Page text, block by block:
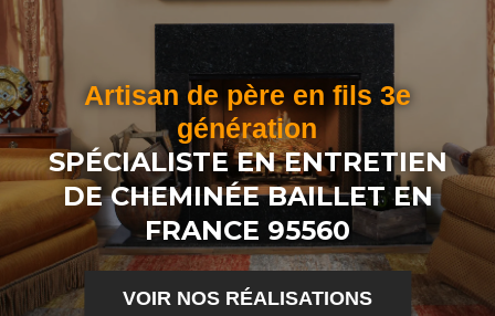
Artisan de père en fils 3e
génération
SPÉCIALISTE EN ENTRETIEN
DE CHEMINÉE BAILLET EN
FRANCE 95560
VOIR NOS RÉALISATIONS